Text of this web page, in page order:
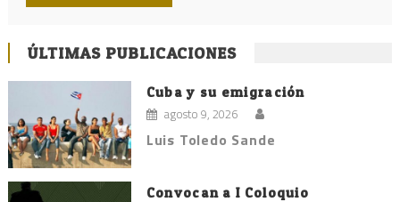
ÚLTIMAS PUBLICACIONES
Cuba y su emigración
agosto 9, 2026
Luis Toledo Sande
Convocan a I Coloquio